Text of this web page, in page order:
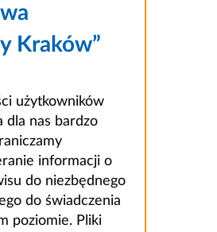
Kraków”
użytkowników
dla nas bardzo
informacji o
do niezbędnego
do świadczenia
poziomie. Pliki